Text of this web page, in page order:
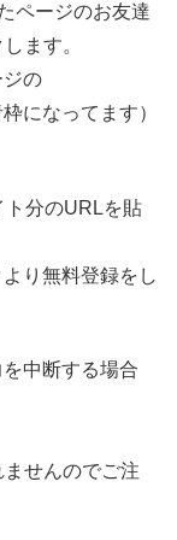
ページのお友達
ます。
の
になってます）
分のURLを貼
り無料登録をし
中断する場合
せんのでご注